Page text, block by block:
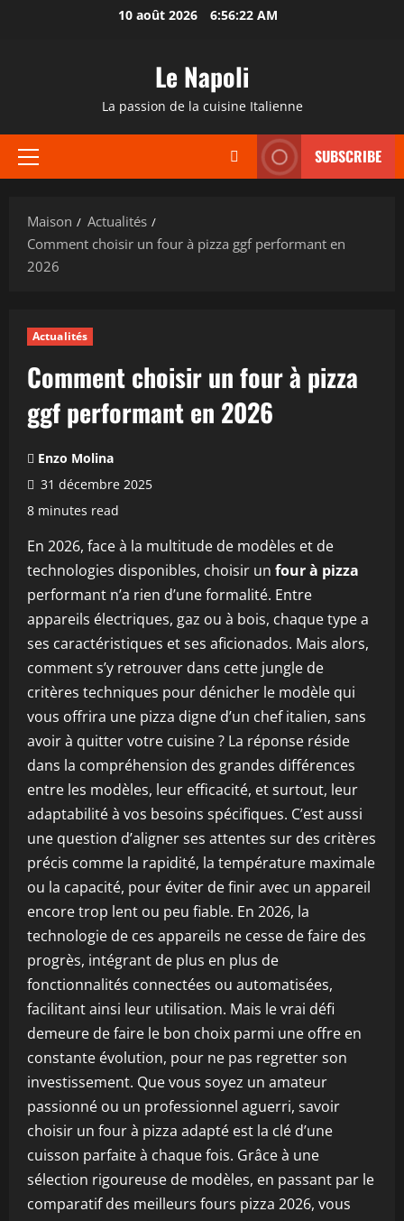
10 août 2026 6:56:23 AM
Le Napoli
La passion de la cuisine Italienne
Menu
SUBSCRIBE
Maison
Actualités
Comment choisir un four à pizza ggf performant en
2026
Actualités
Comment choisir un four à pizza
ggf performant en 2026
Enzo Molina
31 décembre 2025
8 minutes read
En 2026, face à la multitude de modèles et de
technologies disponibles, choisir un four à pizza
performant n’a rien d’une formalité. Entre
appareils électriques, gaz ou à bois, chaque type a
ses caractéristiques et ses aficionados. Mais alors,
comment s’y retrouver dans cette jungle de
critères techniques pour dénicher le modèle qui
vous offrira une pizza digne d’un chef italien, sans
avoir à quitter votre cuisine ? La réponse réside
dans la compréhension des grandes différences
entre les modèles, leur efficacité, et surtout, leur
adaptabilité à vos besoins spécifiques. C’est aussi
une question d’aligner ses attentes sur des critères
précis comme la rapidité, la température maximale
ou la capacité, pour éviter de finir avec un appareil
encore trop lent ou peu fiable. En 2026, la
technologie de ces appareils ne cesse de faire des
progrès, intégrant de plus en plus de
fonctionnalités connectées ou automatisées,
facilitant ainsi leur utilisation. Mais le vrai défi
demeure de faire le bon choix parmi une offre en
constante évolution, pour ne pas regretter son
investissement. Que vous soyez un amateur
passionné ou un professionnel aguerri, savoir
choisir un four à pizza adapté est la clé d’une
cuisson parfaite à chaque fois. Grâce à une
sélection rigoureuse de modèles, en passant par le
comparatif des meilleurs fours pizza 2026, vous